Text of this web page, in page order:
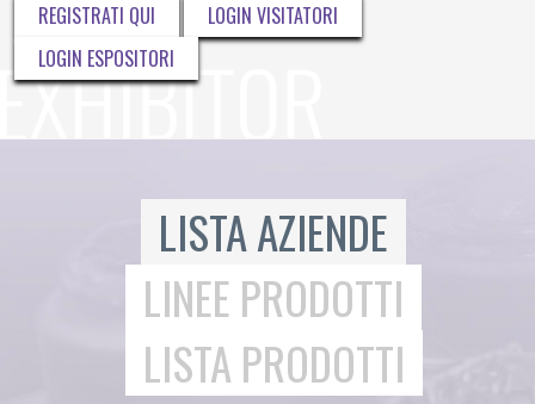
REGISTRATI QUI
LOGIN VISITATORI
LOGIN ESPOSITORI
LISTA AZIENDE
LINEE PRODOTTI
LISTA PRODOTTI